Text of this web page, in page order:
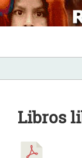
Skip
to
content
Libros